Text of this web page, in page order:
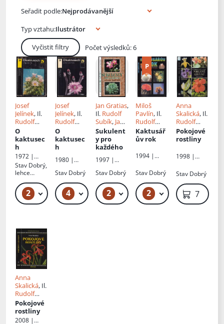
Seřadit podle:
Typ vztahu:
Vyčistit filtry Počet výsledků: 6
Josef
Jelínek, Il.
Rudolf
Subík
O
kaktusec
h
1972 |
Práce
Stav Dobrý,
lehce
hřbet
2 49 Kč
Josef
Jelínek, Il.
Rudolf
Subík
O
kaktusec
h
1980 |
Stav Dobrý
4 49 Kč – 59 Kč
Jan Gratias,
Il. Rudolf
Subík, Jan
Gratias
Sukulent
y pro
každého
1997 |
Stav Dobrý
2 119 Kč – 129 Kč
Miloš
Pavlín, Il.
Rudolf
Subík,
Miloš
Kaktusář
ův rok
1994 |
Stav Dobrý
2 49 Kč – 59 Kč
Anna
Skalická, Il.
Rudolf
Subík
Pokojové
rostliny
1998 |
Stav Dobrý
79 Kč
Anna
Skalická, Il.
Rudolf
Subík
Pokojové
rostliny
2008 |